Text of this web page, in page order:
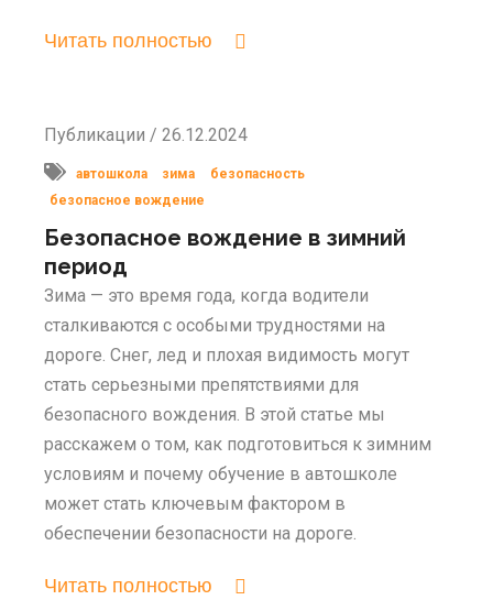
Читать полностью
Публикации / 26.12.2024
автошкола зима
безопасность
безопасное вождение
Безопасное вождение в зимний
период
Зима — это время года, когда водители
сталкиваются с особыми трудностями на
дороге. Снег, лед и плохая видимость могут
стать серьезными препятствиями для
безопасного вождения. В этой статье мы
расскажем о том, как подготовиться к зимним
условиям и почему обучение в автошколе
может стать ключевым фактором в
обеспечении безопасности на дороге.
Читать полностью